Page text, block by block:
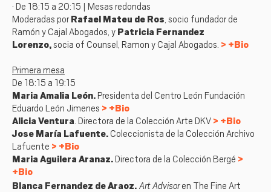
· De 18:15 a 20:15 | Mesas redondas
Moderadas por Rafael Mateu de Ros, socio fundador de
Ramón y Cajal Abogados, y Patricia Fernandez
Lorenzo,socia of Counsel, Ramon y Cajal Abogados. +Bio
Primera mesa
De 18:15 a 19:15
Maria Amalia León. Presidenta del Centro León Fundación
Eduardo León Jimenes
+Bio
Alicia Ventura. Directora de la Colección Arte DKV
+Bio
Jose María Lafuente. Coleccionista de la Colección Archivo
Lafuente
+Bio
Maria Aguilera Aranaz. Directora de la Colección Bergé
+Bio
Blanca Fernandez de Araoz. Art Advisoren The Fine Art